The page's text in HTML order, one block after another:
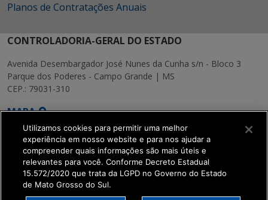
Planos de Contratações Anuais
CONTROLADORIA-GERAL DO ESTADO
Avenida Desembargador José Nunes da Cunha s/n - Bloco 3
Parque dos Poderes - Campo Grande | MS
CEP.: 79031-310
MAPA
SETDIG | Secretaria-
Executiva de
Utilizamos cookies para permitir uma melhor
experiência em nosso website e para nos ajudar a
compreender quais informações são mais úteis e
relevantes para você. Conforme Decreto Estadual
15.572/2020 que trata da LGPD no Governo do Estado
de Mato Grosso do Sul.